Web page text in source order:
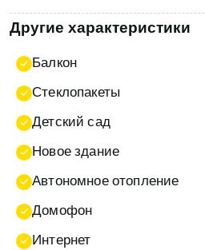
Другие характеристики
Балкон
Стеклопакеты
Детский сад
Новое здание
Автономное отопление
Домофон
Интернет